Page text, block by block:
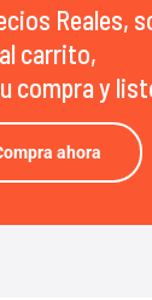
Reales,
al carrito,
compra y
ahora